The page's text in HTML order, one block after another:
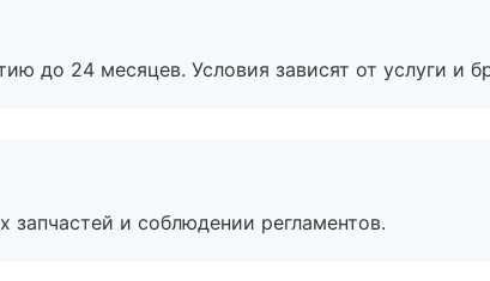
до 24 месяцев. Условия зависят от услуги и
и соблюдении регламентов.